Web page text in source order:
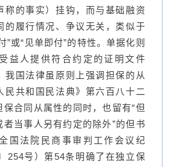
称的事实）挂钩，而与基础融资
的履行情况、争议无关，类似于
”或“见单即付”的特性。单据化则
益人提供符合约定的证明文件
我国法律虽原则上强调担保的从
民共和国民法典》第六百八十二
合同从属性的同时，也留有“但
当事人另有约定的除外”的但书
国法院民商事审判工作会议纪
254号）第54条明确了在独立保